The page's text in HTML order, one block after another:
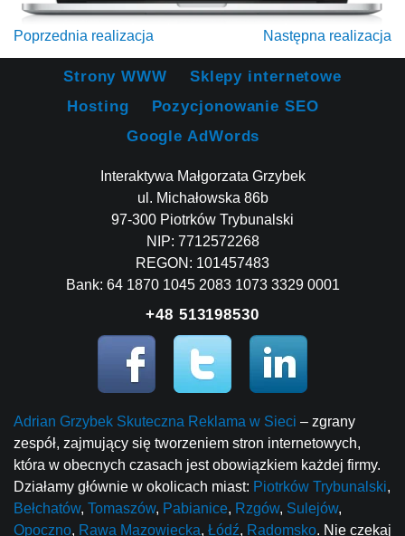
Poprzednia realizacja Następna realizacja
Strony WWW
Sklepy internetowe
Hosting
Pozycjonowanie SEO
Google AdWords
Interaktywa Małgorzata Grzybek
ul. Michałowska 86b
97-300 Piotrków Trybunalski
NIP: 7712572268
REGON: 101457483
Bank: 64 1870 1045 2083 1073 3329 0001
+48 513198530
Adrian Grzybek Skuteczna Reklama w Sieci – zgrany
zespół, zajmujący się tworzeniem stron internetowych,
która w obecnych czasach jest obowiązkiem każdej firmy.
Działamy głównie w okolicach miast: Piotrków Trybunalski,
Bełchatów, Tomaszów, Pabianice, Rzgów, Sulejów,
Opoczno, Rawa Mazowiecka, Łódź, Radomsko. Nie czekaj